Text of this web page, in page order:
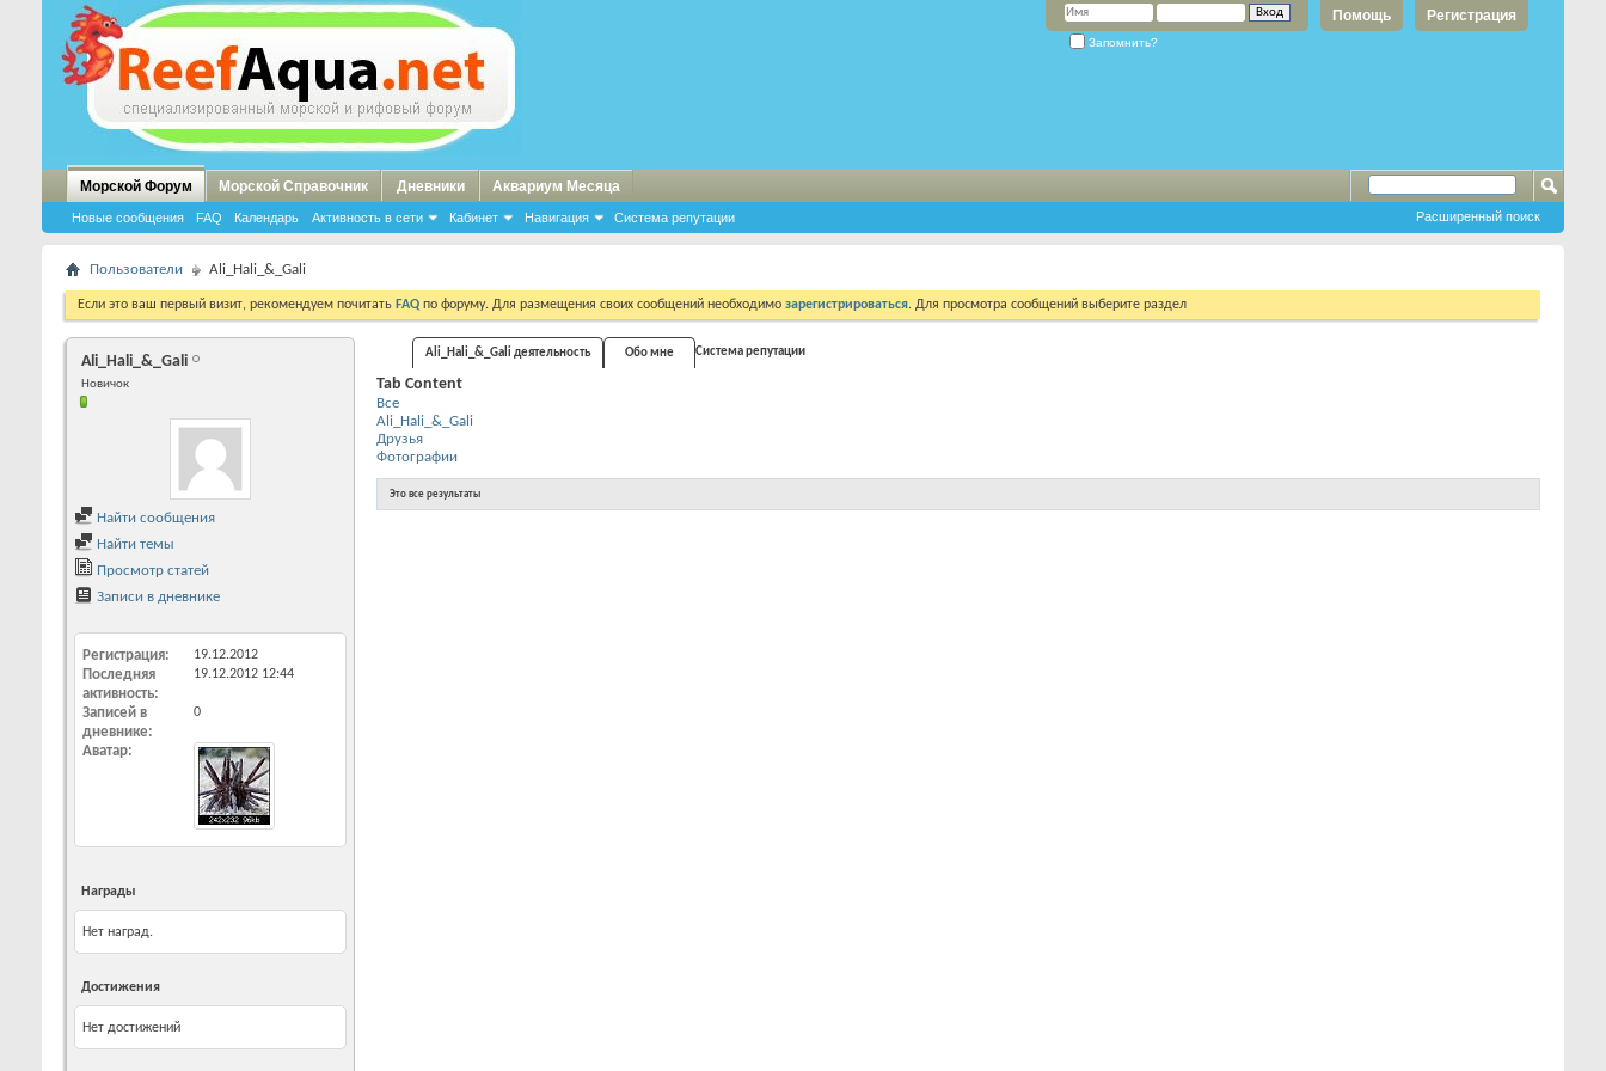
Регистрация
Помощь
Запомнить?
Морской Форум
Новые сообщения FAQ Календарь Активность в сети Кабинет Навигация Система репутации
Морской Справочник Дневники Аквариум Месяца
Расширенный поиск
Пользователи Ali_Hali_&_Gali
Если это ваш первый визит, рекомендуем почитать FAQ по форуму. Для размещения своих сообщений необходимо зарегистрироваться. Для просмотра сообщений выберите раздел
Ali_Hali_&_Gali
Новичок
Найти сообщения
Найти темы
Просмотр статей
Записи в дневнике
Регистрация 19.12.2012
Последняя
активность
19.12.2012 12:44
Записей в
дневнике
0
Аватар
Награды
Нет наград.
Достижения
Нет достижений
Ali_Hali_&_Gali деятельность Обо мне Система репутации
Tab Content
Все
Ali_Hali_&_Gali
Друзья
Фотографии
Это все результаты